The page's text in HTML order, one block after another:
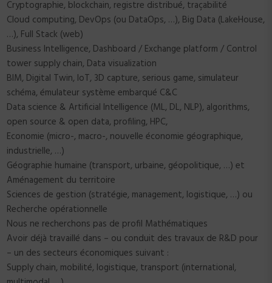
Cryptographie, blockchain, registre distribué, traçabilité
Cloud computing, DevOps (ou DataOps, …), Big Data (LakeHouse,
…), Full Stack (web)
Business Intelligence, Dashboard / Exchange platform / Control
tower supply chain, Data visualization
BIM, Digital Twin, IoT, 3D capture, serious game, simulateur
schéma, émulateur système embarqué C&C
Data science & Artificial Intelligence (ML, DL, NLP), algorithms,
open source & open data, profiling, HPC,
Economie (micro-, macro-, nouvelle économie géographique,
industrielle, …)
Géographie humaine (transport, urbaine, géopolitique, …) et
Aménagement du territoire
Sciences de gestion (stratégie, management, logistique, …) ou
Recherche opérationnelle
Nous ne recherchons pas de profil Mathématiques
Avoir déjà travaillé dans – ou conduit des travaux de R&D pour
– un des secteurs économiques suivant :
Supply chain, mobilité, logistique, transport (international,